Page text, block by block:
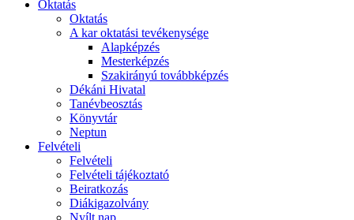
Oktatás
Oktatás
A kar oktatási tevékenysége
Alapképzés
Mesterképzés
Szakirányú továbbképzés
Dékáni Hivatal
Tanévbeosztás
Könyvtár
Neptun
Felvételi
Felvételi
Felvételi tájékoztató
Beiratkozás
Diákigazolvány
Nyílt nap